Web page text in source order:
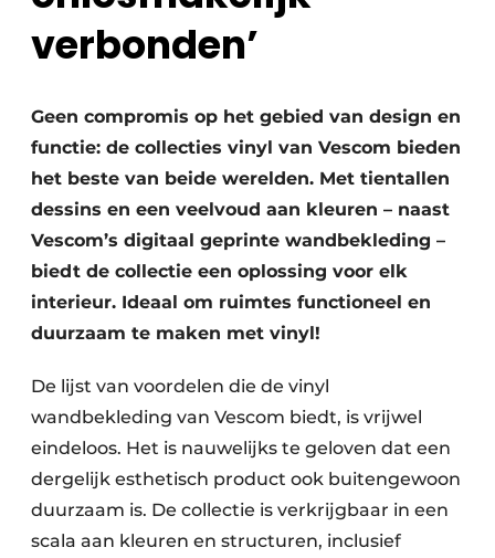
verbonden’
Geen compromis op het gebied van design en
functie: de collecties vinyl van Vescom bieden
het beste van beide werelden. Met tientallen
dessins en een veelvoud aan kleuren – naast
Vescom’s digitaal geprinte wandbekleding –
biedt de collectie een oplossing voor elk
interieur. Ideaal om ruimtes functioneel en
duurzaam te maken met vinyl!
De lijst van voordelen die de vinyl
wandbekleding van Vescom biedt, is vrijwel
eindeloos. Het is nauwelijks te geloven dat een
dergelijk esthetisch product ook buitengewoon
duurzaam is. De collectie is verkrijgbaar in een
scala aan kleuren en structuren, inclusief